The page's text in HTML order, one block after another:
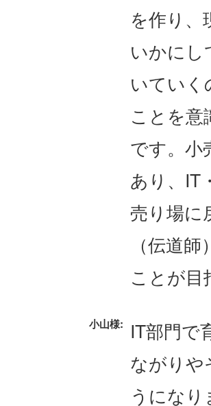
を作り、
いかにし
いてい
ことを意
です。小
あり、IT
売り場に
（伝道
ことが目
小山様: IT部門で
ながりや
うにな